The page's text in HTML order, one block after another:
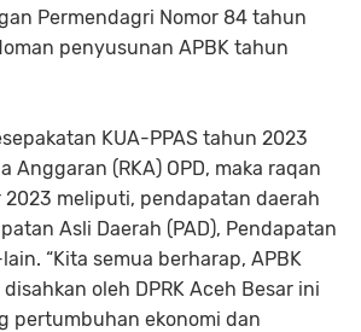
Permendagri Nomor 84 tahun
penyusunan APBK tahun
KUA-PPAS tahun 2023
Anggaran (RKA) OPD, maka raqan
2023 meliputi, pendapatan daerah
Asli Daerah (PAD), Pendapatan
“Kita semua berharap, APBK
oleh DPRK Aceh Besar ini
pertumbuhan ekonomi dan